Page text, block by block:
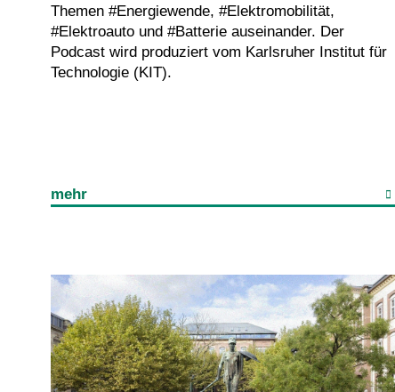
Themen #Energiewende, #Elektromobilität,
#Elektroauto und #Batterie auseinander. Der
Podcast wird produziert vom Karlsruher Institut für
Technologie (KIT).
mehr